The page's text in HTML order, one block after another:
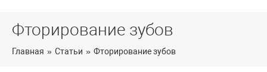
Фторирование зубов
Главная » Статьи » Фторирование зубов